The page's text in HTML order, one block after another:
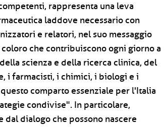
rappresenta una leva
laddove necessario con
e relatori, nel suo messaggio
che contribuiscono ogni giorno a
scienza e della ricerca clinica, del
i farmacisti, i chimici, i biologi e i
comparto essenziale per l'Italia
condivise". In particolare,
dialogo che possono nascere